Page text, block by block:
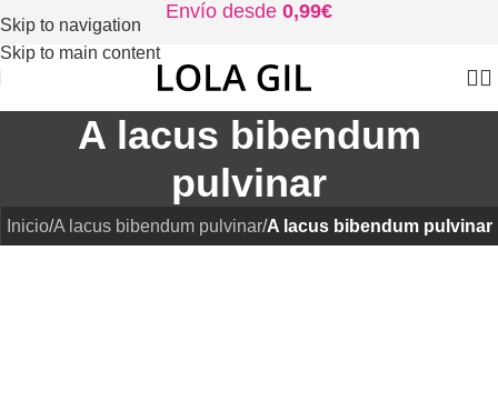
Skip to navigation
Skip to main content
Envío desde 0,99€
A lacus bibendum
pulvinar
Inicio/A lacus bibendum pulvinar/A lacus bibendum pulvinar